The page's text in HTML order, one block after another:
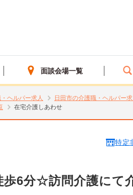
面談会場一覧
ヘルパー求人
日田市の介護職・ヘルパー求
在宅介護しあわせ
特定
歩6分☆訪問介護にて